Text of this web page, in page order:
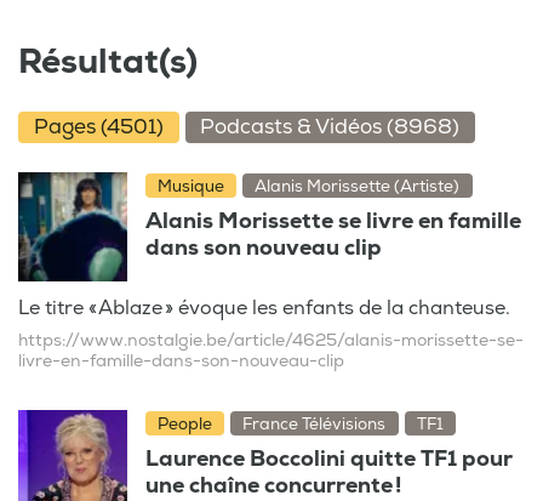
Résultat(s)
Pages (4501) Podcasts & Vidéos (8968)
Musique Alanis Morissette (Artiste)
Alanis Morissette se livre en famille
dans son nouveau clip
Le titre « Ablaze » évoque les enfants de la chanteuse.
https://www.nostalgie.be/article/4625/alanis-morissette-se-
livre-en-famille-dans-son-nouveau-clip
People France Télévisions TF1
Laurence Boccolini quitte TF1 pour
une chaîne concurrente !